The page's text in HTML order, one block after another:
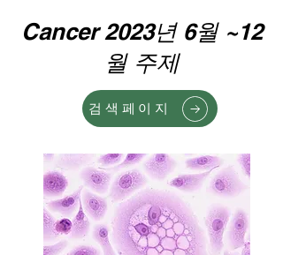
Cancer 2023년 6월 ~12
월 주제
검색페이지